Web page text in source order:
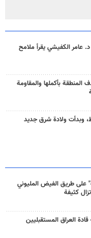
عامر الكفيشي يقرأ ملامح
بأكملها والمقاومة
وبدأت ولادة شرق جديد
طريق الفيض المليوني
كثيفة
العراق المستقبليين